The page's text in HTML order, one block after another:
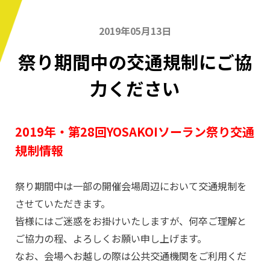
2019年05月13日
祭り期間中の交通規制にご協
力ください
2019年・第28回YOSAKOIソーラン祭り交通
規制情報
祭り期間中は一部の開催会場周辺において交通規制を
させていただきます。
皆様にはご迷惑をお掛けいたしますが、何卒ご理解と
ご協力の程、よろしくお願い申し上げます。
なお、会場へお越しの際は公共交通機関をご利用くだ